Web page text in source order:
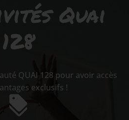
Quai
128
QUAI 128 pour avoir accès
exclusifs !